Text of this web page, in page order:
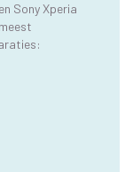
Sony Xperia